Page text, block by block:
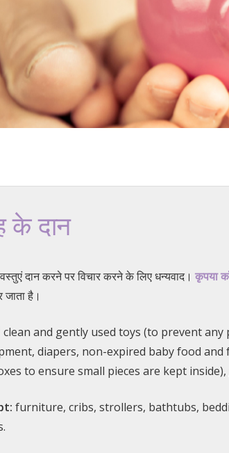
के दान
दान करने पर विचार करने के लिए धन्यवाद। कृपया
है।
clean and gently used toys (to prevent
diapers, non-expired baby food
to ensure small pieces are kept
furniture, cribs, strollers, bathtubs,